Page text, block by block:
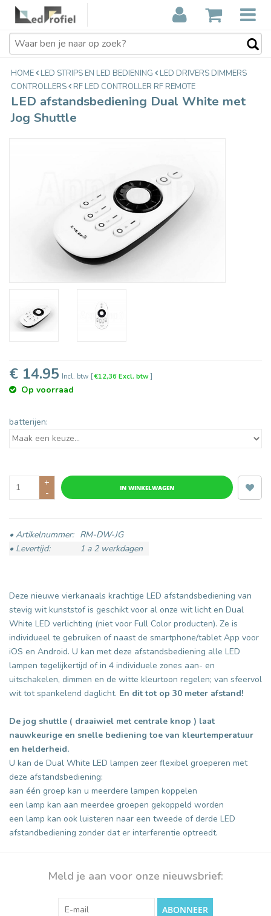
LED afstandsbediening Dual White
met Jog Shuttle
€14,95
HOME LED STRIPS EN LED BEDIENING
LED DRIVERS DIMMERS
CONTROLLERS
RF LED CONTROLLER RF REMOTE
LED afstandsbediening Dual White met
Jog Shuttle
€ 14.95 Incl. btw [€12,36 Excl. btw]
Op voorraad
batterijen:
+
-
IN WINKELWAGEN
• Artikelnummer: RM-DW-JG
• Levertijd:
1 a 2 werkdagen
Deze nieuwe vierkanaals krachtige LED afstandsbediening van
stevig wit kunststof is geschikt voor al onze wit licht en Dual
White LED verlichting (niet voor Full Color producten). Ze is
individueel te gebruiken of naast de smartphone/tablet App voor
iOS en Android. U kan met deze afstandsbediening alle LED
lampen tegelijkertijd of in 4 individuele zones aan- en
uitschakelen, dimmen en de witte kleurtoon regelen; van sfeervol
wit tot spankelend daglicht. En dit tot op 30 meter afstand!
De jog shuttle ( draaiwiel met centrale knop ) laat
nauwkeurige en snelle bediening toe van kleurtemperatuur
en helderheid.
U kan de Dual White LED lampen zeer flexibel groeperen met
deze afstandsbediening:
aan één groep kan u meerdere lampen koppelen
een lamp kan aan meerdee groepen gekoppeld worden
een lamp kan ook luisteren naar een tweede of derde LED
afstandbediening zonder dat er interferentie optreedt.
Meld je aan voor onze nieuwsbrief:
ABONNEER